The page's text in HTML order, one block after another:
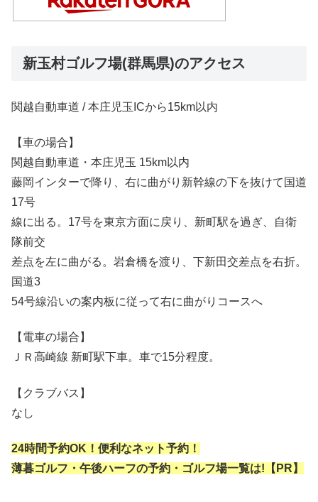
新玉村ゴルフ場(群馬県)のアクセス
関越自動車道 / 本庄児玉ICから15km以内
【車の場合】
関越自動車道・本庄児玉 15km以内
藤岡インターで降り、右に曲がり新幹線の下を抜けて国道
17号
線に出る。17号を東京方面に戻り、新町駅を過ぎ、自衛
隊前交
差点を左に曲がる。岩倉橋を渡り、下新田交差点を右折。
国道3
54号線沿いの案内板に従って右に曲がりコースへ
【電車の場合】
ＪＲ高崎線 新町駅下車。車で15分程度。
【クラブバス】
なし
24時間予約OK！便利なネット予約！
薄暮ゴルフ・午後ハーフの予約・ゴルフ場一覧は!【PR】